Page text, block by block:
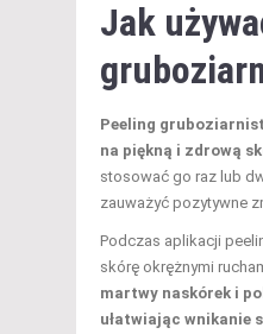
Jak
Peeling
na piękną i zdrową
stosować go raz lub
zauważyć pozytywne
Podczas aplikacji
skórę okrężnymi
martwy naskórek i
ułatwiając wnikanie